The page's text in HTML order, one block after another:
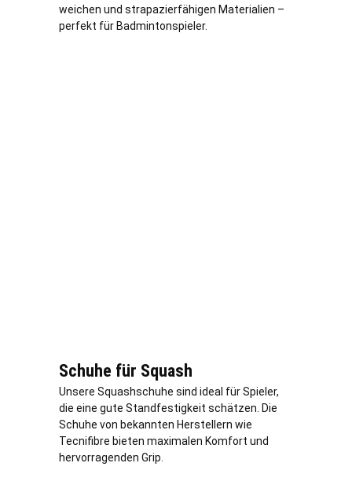
weichen und strapazierfähigen Materialien –
perfekt für Badmintonspieler.
Schuhe für Squash
Unsere Squashschuhe sind ideal für Spieler,
die eine gute Standfestigkeit schätzen. Die
Schuhe von bekannten Herstellern wie
Tecnifibre bieten maximalen Komfort und
hervorragenden Grip.